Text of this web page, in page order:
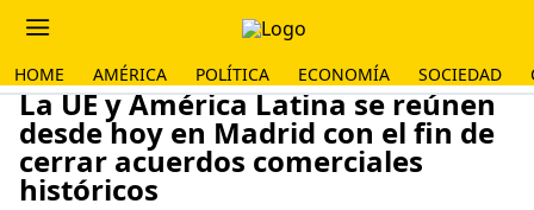
HOME AMÉRICA POLÍTICA ECONOMÍA SOCIEDAD
La UE y América Latina se reúnen
desde hoy en Madrid con el fin de
cerrar acuerdos comerciales
históricos